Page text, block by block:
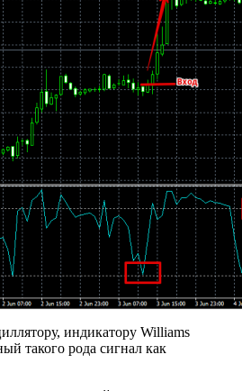
индикатору Williams
такого рода сигнал как